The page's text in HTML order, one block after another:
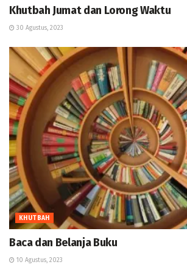
Khutbah Jumat dan Lorong Waktu
30 Agustus, 2023
KHUTBAH
Baca dan Belanja Buku
10 Agustus, 2023